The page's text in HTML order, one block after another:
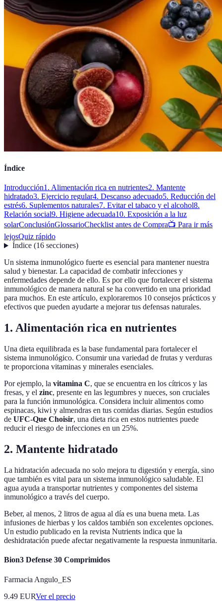
Índice
Introducción1. Alimentación rica en nutrientes2. Mantente
hidratado3. Ejercicio regular4. Descanso adecuado5. Reducción del
estrés6. Suplementos naturales7. Evitar el tabaco y el alcohol8.
Relación social9. Higiene adecuada10. Exposición a la luz
solarConclusiónGlossarioChecklist antes de Compra📺 Para ir más
lejosQuiz rápido
Índice(16 secciones)
Un sistema inmunológico fuerte es esencial para mantener nuestra
salud y bienestar. La capacidad de combatir infecciones y
enfermedades depende de ello. Es por ello que fortalecer el sistema
inmunológico de manera natural se ha convertido en una prioridad
para muchos. En este artículo, exploraremos 10 consejos prácticos y
efectivos que pueden ayudarte a mejorar tus defensas naturales.
1. Alimentación rica en nutrientes
Una dieta equilibrada es la base fundamental para fortalecer el
sistema inmunológico. Consumir una variedad de frutas y verduras
te proporciona vitaminas y minerales esenciales.
Por ejemplo, la vitamina C, que se encuentra en los cítricos y las
fresas, y el zinc, presente en las legumbres y nueces, son cruciales
para la función inmunológica. Considera incluir alimentos como
espinacas, kiwi y almendras en tus comidas diarias. Según estudios
de UFC-Que Choisir, una dieta rica en estos nutrientes puede
reducir el riesgo de infecciones en un 25%.
2. Mantente hidratado
La hidratación adecuada no solo mejora tu digestión y energía, sino
que también es vital para un sistema inmunológico saludable. El
agua ayuda a transportar nutrientes y componentes del sistema
inmunológico a través del cuerpo.
Beber, al menos, 2 litros de agua al día es una buena meta. Las
infusiones de hierbas y los caldos también son excelentes opciones.
Un estudio publicado en la revista Nutrients indica que la
deshidratación puede afectar negativamente la respuesta inmunitaria.
Bion3 Defense 30 Comprimidos
Farmacia Angulo_ES
9.49 EURVer el precio